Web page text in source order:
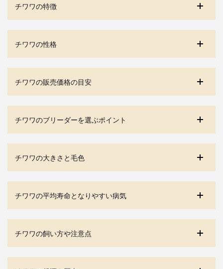
チワワの特徴
チワワの性格
チワワの販売価格の目安
チワワのブリーダーを選ぶポイント
チワワの大きさと毛色
チワワの平均寿命となりやすい病気
チワワの飼い方や注意点